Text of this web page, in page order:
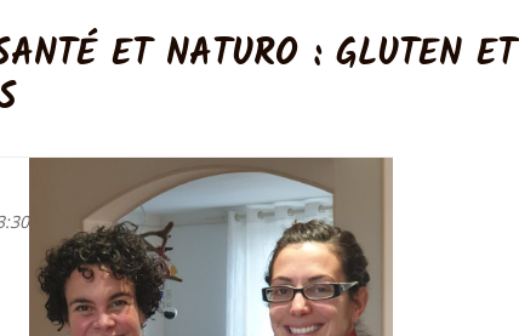
ET NATURO : GLUTEN ET